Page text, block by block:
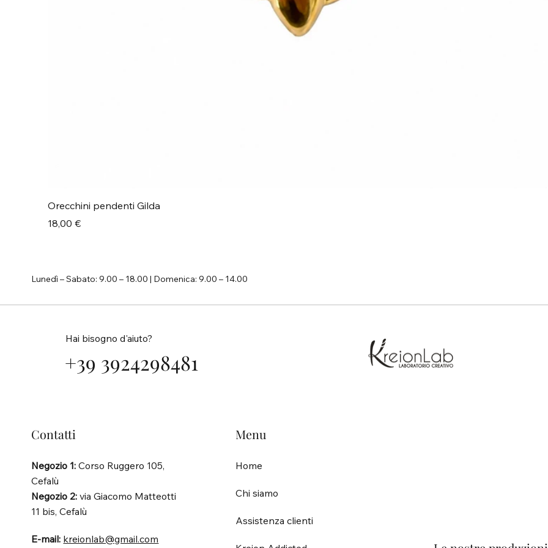
Orecchini pendenti Gilda
Prezzo
18,00 €
Contatti
Negozio 1: Corso Ruggero 105,
Cefalù
Negozio 2: via Giacomo Matteotti
11 bis, Cefalù
E-mail: kreionlab@gmail.com
Menu
Home
Chi siamo
Assistenza clienti
Hai bisogno d'aiuto?
+39 3924298481
Lunedì – Sabato: 9.00 – 18.00 | Domenica: 9.00 – 14.00